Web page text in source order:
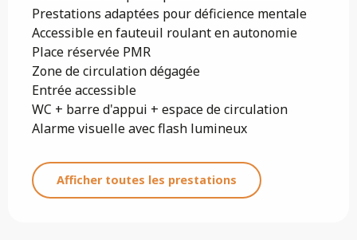
Prestations adaptées pour déficience mentale
Accessible en fauteuil roulant en autonomie
Place réservée PMR
Zone de circulation dégagée
Entrée accessible
WC + barre d'appui + espace de circulation
Alarme visuelle avec flash lumineux
Afficher toutes les prestations